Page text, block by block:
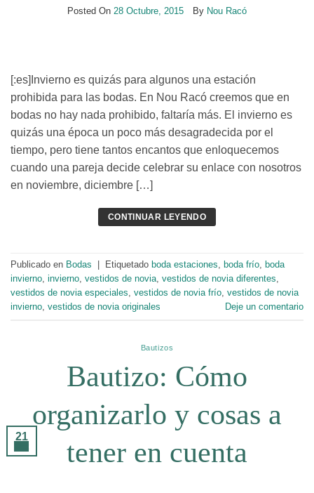
Posted On28 Octubre, 2015 By Nou Racó
[:es]Invierno es quizás para algunos una estación
prohibida para las bodas. En Nou Racó creemos que en
bodas no hay nada prohibido, faltaría más. El invierno es
quizás una época un poco más desagradecida por el
tiempo, pero tiene tantos encantos que enloquecemos
cuando una pareja decide celebrar su enlace con nosotros
en noviembre, diciembre […]
CONTINUAR LEYENDO
Publicado en Bodas Etiquetado boda estaciones, boda frío, boda
invierno, invierno, vestidos de novia, vestidos de novia diferentes,
vestidos de novia especiales, vestidos de novia frío, vestidos de novia
invierno, vestidos de novia originales Deje un comentario
Bautizos
Bautizo: Cómo
organizarlo y cosas a
tener en cuenta
21